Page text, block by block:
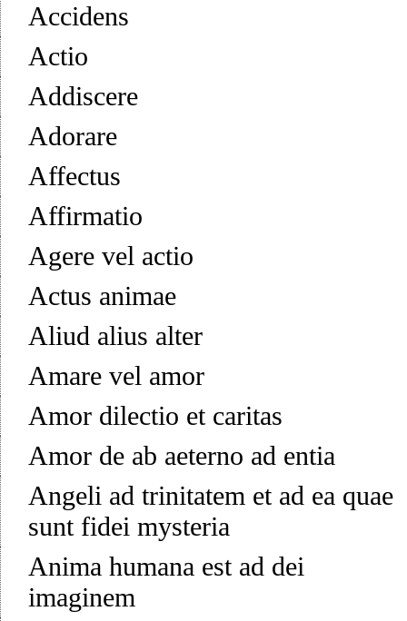
Accidens
Actio
Addiscere
Adorare
Affectus
Affirmatio
Agere vel actio
Actus animae
Aliud alius alter
Amare vel amor
Amor dilectio et caritas
Amor de ab aeterno ad entia
Angeli ad trinitatem et ad ea quae
sunt fidei mysteria
Anima humana est ad dei
imaginem